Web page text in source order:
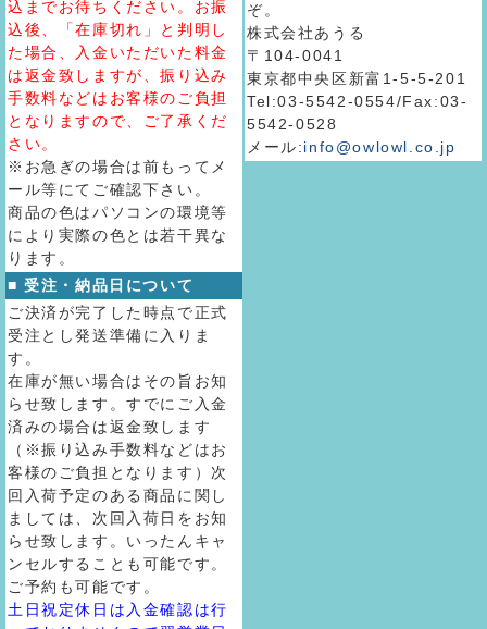
込までお待ちください。お振
込後、「在庫切れ」と判明し
た場合、入金いただいた料金
は返金致しますが、振り込み
手数料などはお客様のご負担
となりますので、ご了承くだ
さい。
※お急ぎの場合は前もってメ
ール等にてご確認下さい。
商品の色はパソコンの環境等
により実際の色とは若干異な
ります。
■ 受注・納品日について
ご決済が完了した時点で正式
受注とし発送準備に入りま
す。
在庫が無い場合はその旨お知
らせ致します。すでにご入金
済みの場合は返金致します
（※振り込み手数料などはお
客様のご負担となります）次
回入荷予定のある商品に関し
ましては、次回入荷日をお知
らせ致します。いったんキャ
ンセルすることも可能です。
ご予約も可能です。
土日祝定休日は入金確認は行
ぞ。
株式会社あうる
〒104-0041
東京都中央区新富1-5-5-201
Tel:03-5542-0554/Fax:03-
5542-0528
メール:info@owlowl.co.jp